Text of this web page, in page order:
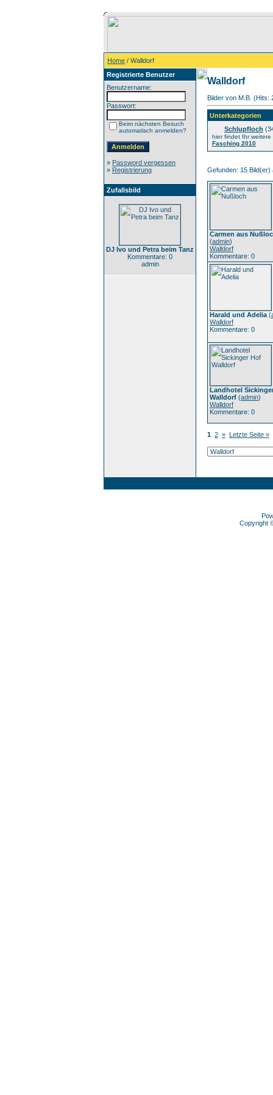
Home / Walldorf
Registrierte Benutzer
Benutzername:
Passwort:
Beim nächsten Besuch
automatisch anmelden?
» Password vergessen
» Registrierung
Zufallsbild
DJ Ivo und Petra beim Tanz
Kommentare: 0
admin
Walldorf
Bilder von M.B. (Hits:
Unterkategorien
Schlupfloch
hier findet Ihr
Fasching 2010
Gefunden: 15 Bild(er)
Carmen aus
(admin)
Walldorf
Kommentare: 0
Harald und Adelia (
Walldorf
Kommentare: 0
Landhotel
Walldorf (admin)
Walldorf
Kommentare: 0
1 2 » Letzte Seite »
Copyright